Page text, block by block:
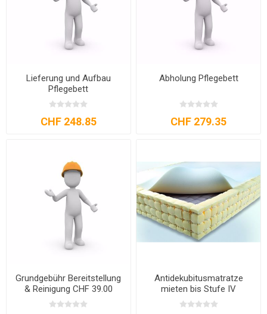
Lieferung und Aufbau
Pflegebett
CHF 248.85
Abholung Pflegebett
CHF 279.35
Grundgebühr Bereitstellung
& Reinigung CHF 39.00
Antidekubitusmatratze
mieten bis Stufe IV